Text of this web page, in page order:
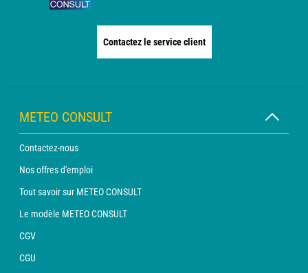
Contactez le service client
METEO CONSULT
Contactez-nous
Nos offres d'emploi
Tout savoir sur METEO CONSULT
Le modèle METEO CONSULT
CGV
CGU